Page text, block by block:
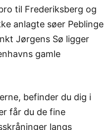
til Frederiksberg og
anlagte søer Peblinge
Jørgens Sø ligger
gamle
befinder du dig i
får du de fine
langs